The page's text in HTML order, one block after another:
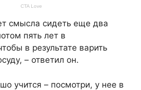
смысла сидеть еще два
пять лет в
в результате варить
– ответил он.
учится – посмотри, у нее в